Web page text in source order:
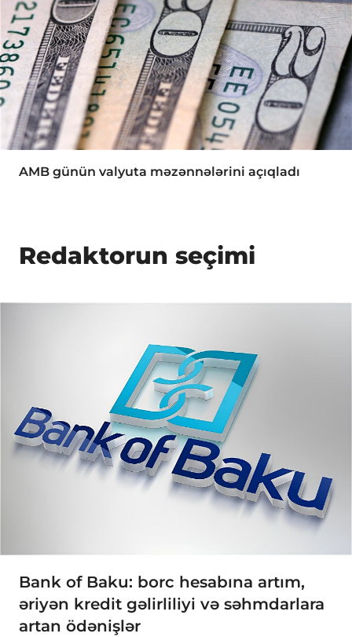
AMB günün valyuta məzənnələrini açıqladı
Redaktorun seçimi
Bank of Baku: borc hesabına artım,
əriyən kredit gəlirliliyi və səhmdarlara
artan ödənişlər